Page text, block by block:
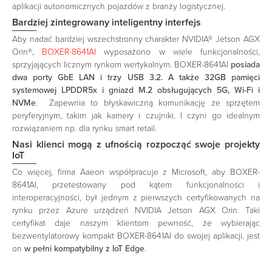
aplikacji autonomicznych pojazdów z branży logistycznej.
Bardziej zintegrowany inteligentny interfejs
Aby nadać bardziej wszechstronny charakter NVIDIA® Jetson AGX
Orin®, BOXER-8641AI wyposażono w wiele funkcjonalności,
sprzyjających licznym rynkom wertykalnym. BOXER-8641AI posiada
dwa porty GbE LAN i trzy USB 3.2. A także 32GB pamięci
systemowej LPDDR5x i gniazd M.2 obsługujących 5G, Wi-Fi i
NVMe. Zapewnia to błyskawiczną komunikację ze sprzętem
peryferyjnym, takim jak kamery i czujniki. I czyni go idealnym
rozwiązaniem np. dla rynku smart retail.
Nasi klienci mogą z ufnością rozpocząć swoje projekty
IoT
Co więcej, firma Aaeon współpracuje z Microsoft, aby BOXER-
8641AI, przetestowany pod kątem funkcjonalności i
interoperacyjności, był jednym z pierwszych certyfikowanych na
rynku przez Azure urządzeń NVIDIA Jetson AGX Orin. Taki
certyfikat daje naszym klientom pewność, że wybierając
bezwentylatorowy kompakt BOXER-8641AI do swojej aplikacji, jest
on w pełni kompatybilny z IoT Edge.